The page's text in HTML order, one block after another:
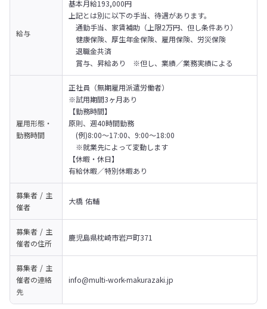
給与
基本月給193,000円
上記とは別に以下の手当、待遇があります。
通勤手当、家賃補助（上限2万円、但し条件あり）
健康保険、厚生年金保険、雇用保険、労災保険
退職金共済
賞与、昇給あり　※但し、業績／業務実績による
雇用形態・
勤務時間
正社員（無期雇用派遣労働者）
※試用期間3ヶ月あり
【勤務時間】
原則、週40時間勤務
(例)8:00～17:00、9:00～18:00
※就業先によって変動します
【休暇・休日】
有給休暇／特別休暇あり
募集者 / 主
催者
大橋 佑輔
募集者 / 主
催者の住所
鹿児島県枕崎市岩戸町371
募集者 / 主
催者の連絡
先
info@multi-work-makurazaki.jp